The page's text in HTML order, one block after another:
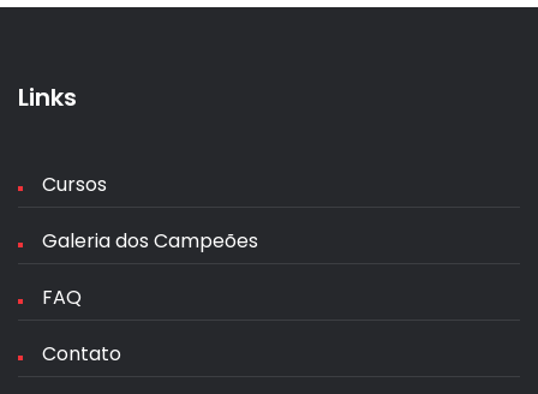
Links
Cursos
Galeria dos Campeões
FAQ
Contato